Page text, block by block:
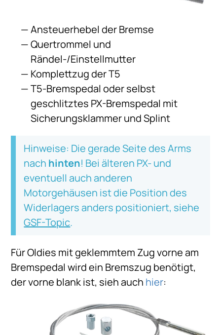
Ansteuerhebel der Bremse
Quertrommel und
Rändel-/Einstellmutter
Komplettzug der T5
T5-Bremspedal oder selbst
geschlitztes PX-Bremspedal mit
Sicherungsklammer und Splint
Hinweise: Die gerade Seite des Arms
nach hinten! Bei älteren PX- und
eventuell auch anderen
Motorgehäusen ist die Position des
Widerlagers anders positioniert, siehe
GSF-Topic.
Für Oldies mit geklemmtem Zug vorne am
Bremspedal wird ein Bremszug benötigt,
der vorne blank ist, sieh auch hier: